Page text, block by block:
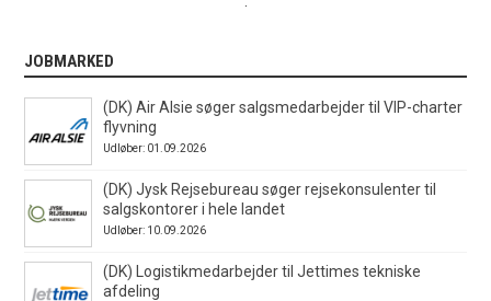
JOBMARKED
(DK) Air Alsie søger salgsmedarbejder til VIP-charter
flyvning
Udløber: 01.09.2026
(DK) Jysk Rejsebureau søger rejsekonsulenter til
salgskontorer i hele landet
Udløber: 10.09.2026
(DK) Logistikmedarbejder til Jettimes tekniske
afdeling